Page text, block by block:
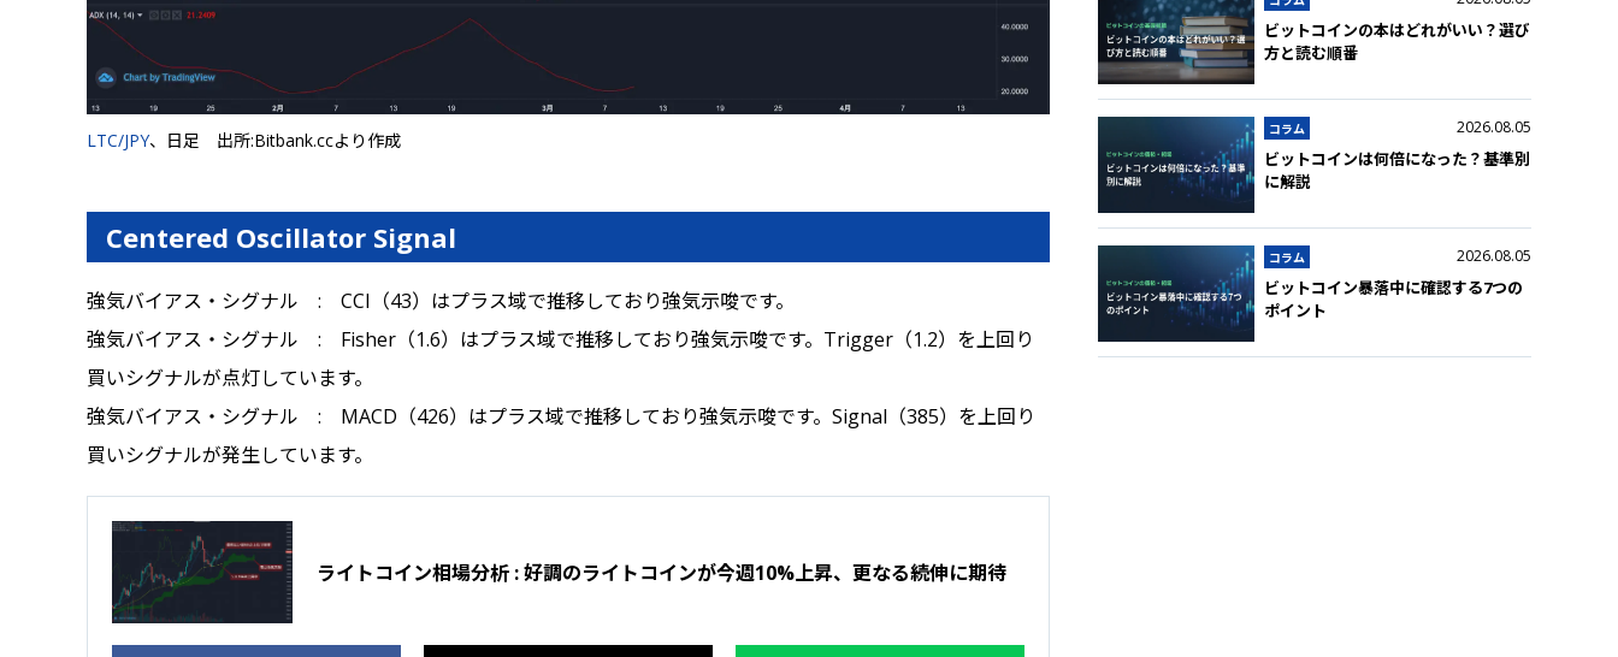
LTC/JPY、日足 出所:Bitbank.ccより作成
Centered Oscillator Signal
強気バイアス・シグナル : CCI（43）はプラス域で推移しており強気示唆です。
強気バイアス・シグナル : Fisher（1.6）はプラス域で推移しており強気示唆です。Trigger（1.2）を上回り
買いシグナルが点灯しています。
強気バイアス・シグナル : MACD（426）はプラス域で推移しており強気示唆です。Signal（385）を上回り
買いシグナルが発生しています。
ライトコイン相場分析 : 好調のライトコインが今週10%上昇、更なる続伸に期待
ビットコインの本はどれがいい？選び
方と読む順番
コラム 2026.08.05
ビットコインは何倍になった？基準別
に解説
コラム 2026.08.05
ビットコイン暴落中に確認する7つの
ポイント